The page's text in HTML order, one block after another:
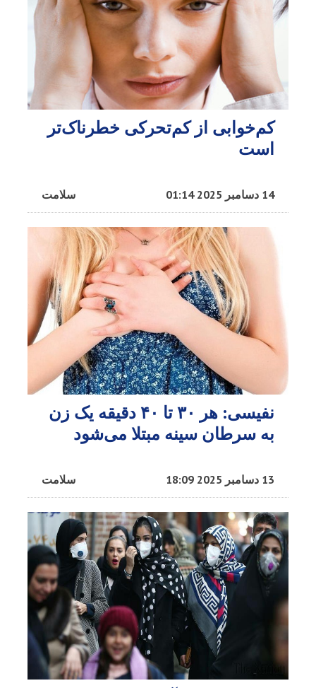
کم‌خوابی از کم‌تحرکی خطرناک‌تر
است
سلامت 14 دسامبر 2025 01:14
نفیسی: هر ۳۰ تا ۴۰ دقیقه یک زن
به سرطان سینه مبتلا می‌شود
سلامت 13 دسامبر 2025 18:09